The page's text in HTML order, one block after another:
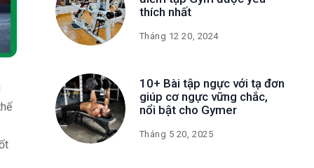
thích nhất
Tháng 12 20, 2024
10+ Bài tập ngực với tạ đơn
giúp cơ ngực vững chắc,
nổi bật cho Gymer
Tháng 5 20, 2025